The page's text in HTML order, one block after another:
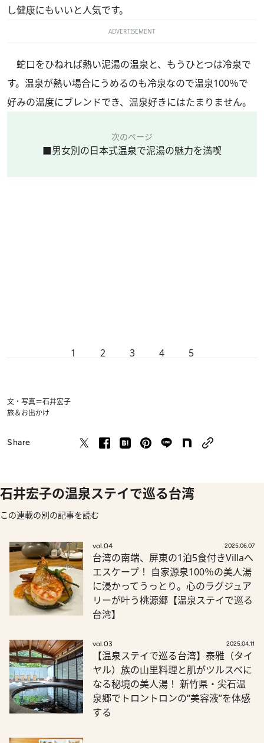
し健康にもいいと人気です。
ADVERTISEMENT
蛇口をひねれば熱い泥湯の温泉と、もうひとつは冷泉で
す。温泉が熱い場合にうめるのも冷泉なので温泉100％で
好みの温度にブレンドでき、温泉好きにはたまりません。
次のページ
■男女別の日本式温泉で泥湯の魅力を満喫
1 2 3 4 5
文・写真＝石井宏子
旅＆お出かけ
Share
石井宏子の温泉ステイで巡る台湾
この連載の別の記事を読む
vol.04 2025.06.07
台湾の南端、屏東の1泊5食付きVillaへ
エスケープ！ 自家源泉100％の美人湯
に浸かってうっとり。心のラグジュア
リーが叶う桃源郷【温泉ステイで巡る
台湾】
vol.03 2025.04.11
【温泉ステイで巡る台湾】泰雅（タイ
ヤル）族の山里料理と肌がツルスベに
なる秘境の美人湯！ 新竹県・尖石温
泉郷でトロントロンの“美容液”を体感
する